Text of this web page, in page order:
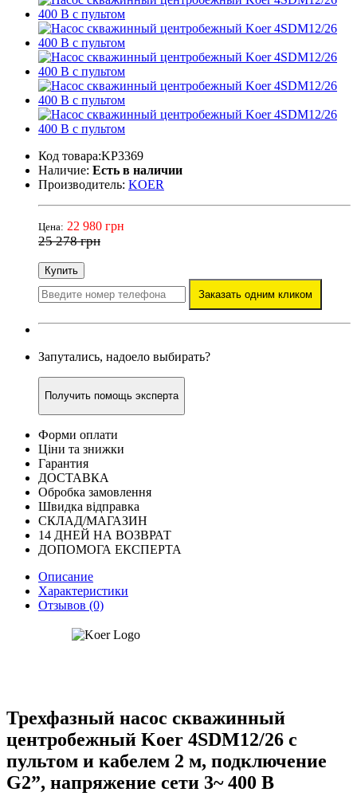
Код товара:KP3369
Наличие: Есть в наличии
Производитель: KOER
Цена: 22 980 грн
25 278 грн
Купить
Заказать одним кликом
Запутались, надоело выбирать?
Получить помощь эксперта
Форми оплати
Ціни та знижки
Гарантия
ДОСТАВКА
Обробка замовлення
Швидка відправка
СКЛАД/МАГАЗИН
14 ДНЕЙ НА ВОЗВРАТ
ДОПОМОГА ЕКСПЕРТА
Описание
Характеристики
Отзывов (0)
Трехфазный насос скважинный
центробежный Koer 4SDM12/26 с
пультом и кабелем 2 м, подключение
G2”, напряжение сети 3~ 400 В